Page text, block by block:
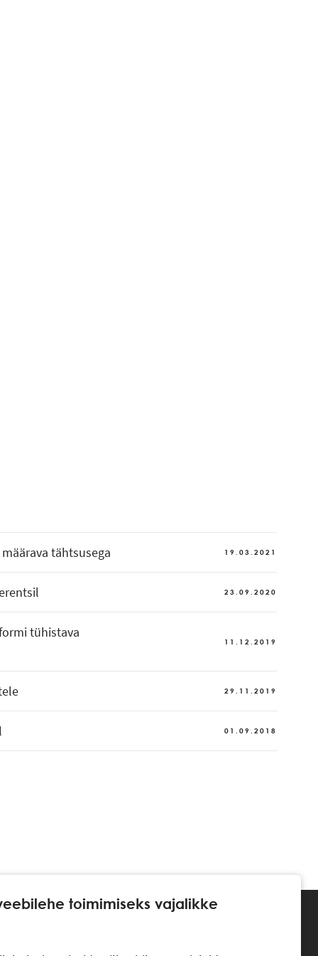
tähtsusega 19.03.2021
23.09.2020
tühistava
11.12.2019
29.11.2019
01.09.2018
toimimiseks vajalikke